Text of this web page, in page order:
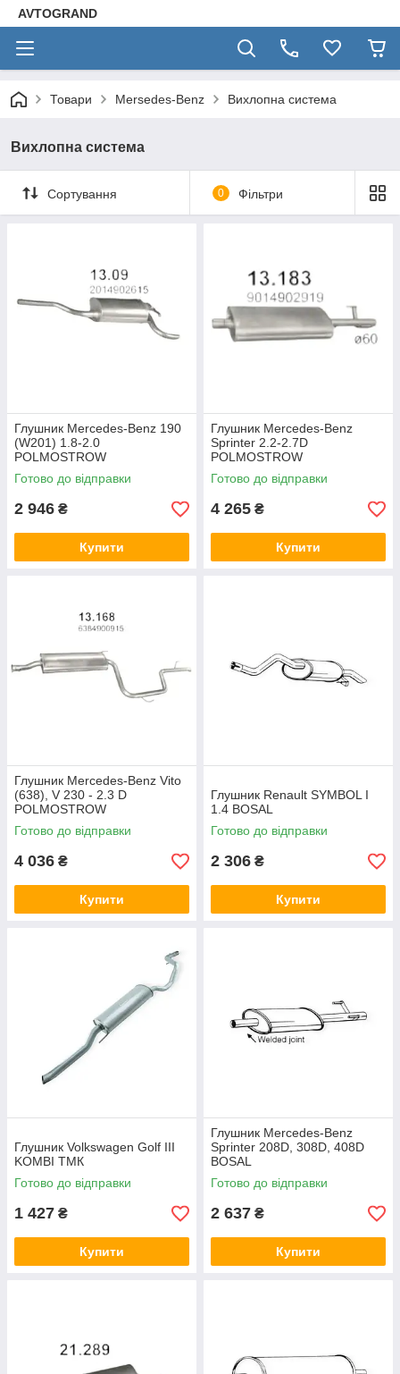
AVTOGRAND
Товари Mersedes-Benz Вихлопна система
Вихлопна система
Сортування 0 Фільтри
Глушник Mercedes-Benz 190
(W201) 1.8-2.0
POLMOSTROW
Готово до відправки
2 946 ₴
Купити
Глушник Mercedes-Benz
Sprinter 2.2-2.7D
POLMOSTROW
Готово до відправки
4 265 ₴
Купити
Глушник Mercedes-Benz Vito
(638), V 230 - 2.3 D
POLMOSTROW
Готово до відправки
4 036 ₴
Купити
Глушник Renault SYMBOL I
1.4 BOSAL
Готово до відправки
2 306 ₴
Купити
Глушник Volkswagen Golf III
KOMBI ТМК
Готово до відправки
1 427 ₴
Купити
Глушник Mercedes-Benz
Sprinter 208D, 308D, 408D
BOSAL
Готово до відправки
2 637 ₴
Купити